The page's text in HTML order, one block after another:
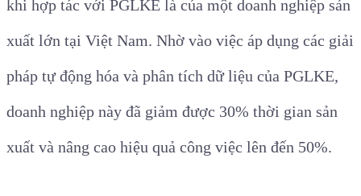
khi hợp tác với PGLKE là của một doanh nghiệp sản
xuất lớn tại Việt Nam. Nhờ vào việc áp dụng các giải
pháp tự động hóa và phân tích dữ liệu của PGLKE,
doanh nghiệp này đã giảm được 30% thời gian sản
xuất và nâng cao hiệu quả công việc lên đến 50%.